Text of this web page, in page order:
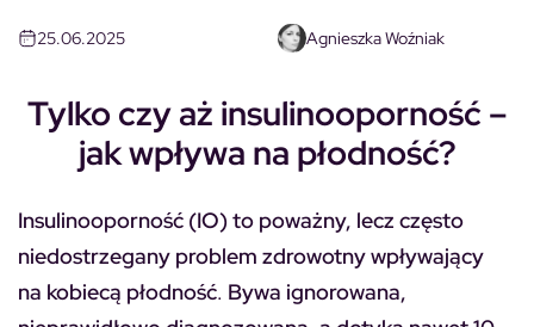
25.06.2025 Agnieszka Woźniak
Tylko czy aż insulinooporność –
jak wpływa na płodność?
Insulinooporność (IO) to poważny, lecz często
niedostrzegany problem zdrowotny wpływający
na kobiecą płodność. Bywa ignorowana,